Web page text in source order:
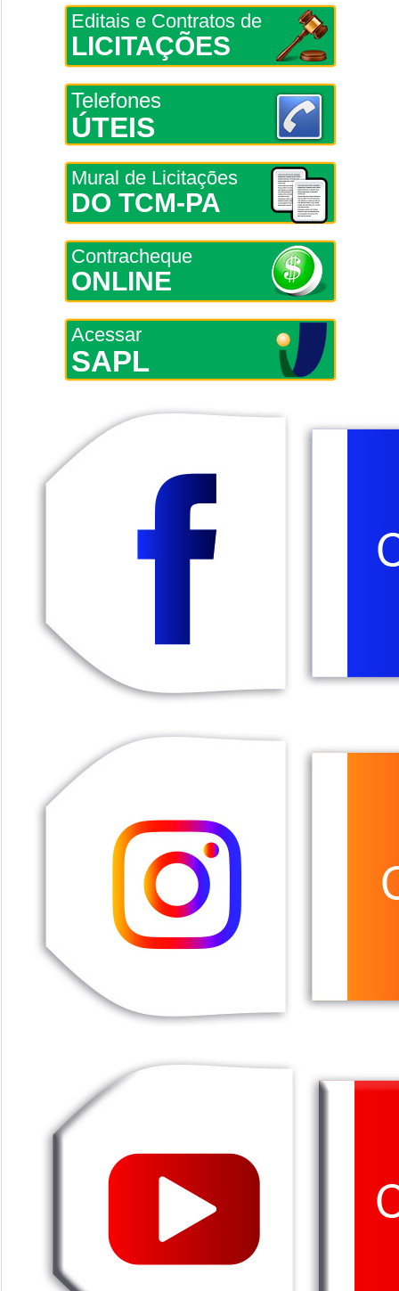
Editais e Contratos de
LICITAÇÕES
Telefones
ÚTEIS
Mural de Licitações
DO TCM-PA
Contracheque
ONLINE
Acessar
SAPL